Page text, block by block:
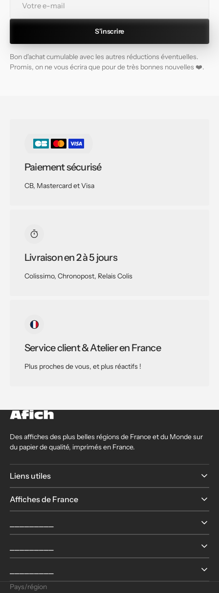
mail
S'inscrire
Bon d'achat cumulable avec les autres réductions éventuelles.
Promis, on ne vous écrira que pour de très bonnes nouvelles ❤️.
Paiement sécurisé
CB, Mastercard et Visa
Livraison en 2 à 5 jours
Colissimo, Chronopost, Relais Colis
Service client & Atelier en France
Plus proches de vous, et plus réactifs !
Des affiches des plus belles régions de France et du Monde sur
du papier de qualité, imprimés en France.
Liens utiles
Affiches de France
Pays/région